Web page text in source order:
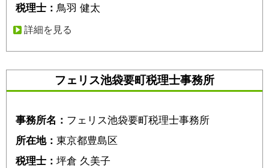
税理士： 鳥羽 健太
詳細を見る
フェリス池袋要町税理士事務所
事務所名： フェリス池袋要町税理士事務所
所在地： 東京都豊島区
税理士： 坪倉 久美子